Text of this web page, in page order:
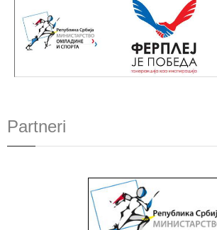
Partneri